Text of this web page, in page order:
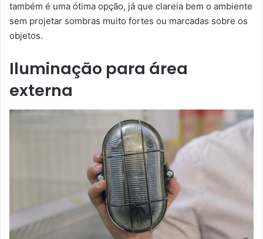
também é uma ótima opção, já que clareia bem o ambiente
sem projetar sombras muito fortes ou marcadas sobre os
objetos.
Iluminação para área
externa